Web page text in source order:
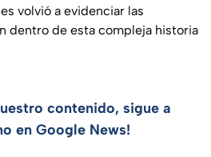
volvió a evidenciar las
dentro de esta compleja historia
contenido, sigue a
en Google News!